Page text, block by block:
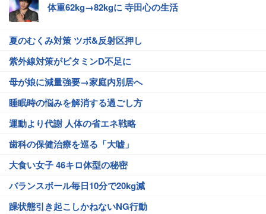
体重62kg→82kgに 寺田心の生活
夏のむくみ対策 ツボ&反射区押し
紫外線対策がビタミンD不足に
母が娘に減量強要→家庭内別居へ
睡眠時の悩みを解消する過ごし方
運動より代謝 人体の省エネ戦略
歯科の保健治療を巡る「大嘘」
大食い女子 46キロ体型の秘密
バランスボール毎日10分で20kg減
躁状態引き起こしかねないNG行動